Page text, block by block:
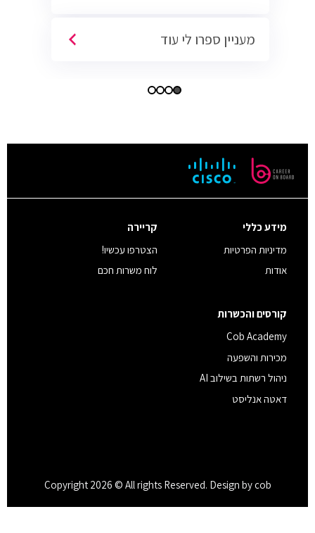
מעניין ספרו לי עוד
מידע כללי
מדיניות הפרטיות
אודות
קריירה
הצטרפו עכשיו!
לוח משרות חכם
קורסים והכשרות
Cob Academy
מכירות והשפעה
ניהול רשתות בשילוב AI
דאטה אנליסט
Copyright 2026 © All rights Reserved. Design by cob